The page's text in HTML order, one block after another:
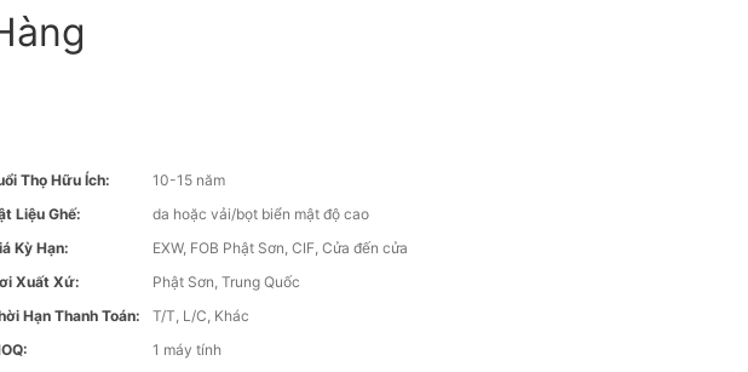
Thọ Hữu Ích:
10-15 năm
Liệu Ghế:
da hoặc vải/bọt biển mật độ cao
Kỳ Hạn:
EXW, FOB Phật Sơn, CIF, Cửa đến cửa
Xuất Xứ:
Phật Sơn, Trung Quốc
Hạn Thanh Toán:
T/T, L/C, Khác
1 máy tính